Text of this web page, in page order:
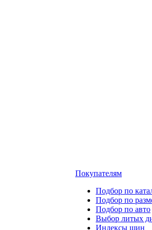
Покупателям
Подбор по
Подбор по
Подбор по авто
Выбор литых
Индексы шин